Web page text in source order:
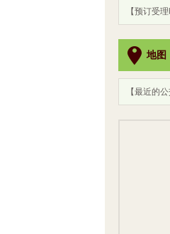
【预订受理
地图
【最近的公